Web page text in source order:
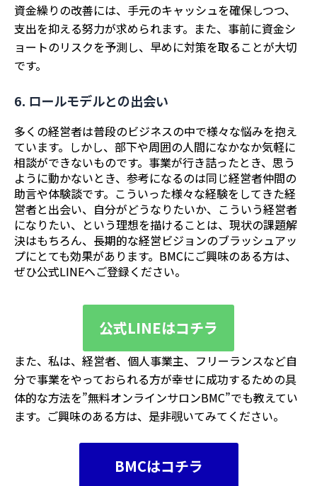
資金繰りの改善には、手元のキャッシュを確保しつつ、
支出を抑える努力が求められます。また、事前に資金シ
ョートのリスクを予測し、早めに対策を取ることが大切
です。
6. ロールモデルとの出会い
多くの経営者は普段のビジネスの中で様々な悩みを抱え
ています。しかし、部下や周囲の人間になかなか気軽に
相談ができないものです。事業が行き詰ったとき、思う
ように動かないとき、参考になるのは同じ経営者仲間の
助言や体験談です。こういった様々な経験をしてきた経
営者と出会い、自分がどうなりたいか、こういう経営者
になりたい、という理想を描けることは、現状の課題解
決はもちろん、長期的な経営ビジョンのブラッシュアッ
プにとても効果があります。BMCにご興味のある方は、
ぜひ公式LINEへご登録ください。
公式LINEはコチラ
また、私は、経営者、個人事業主、フリーランスなど自
分で事業をやっておられる方が幸せに成功するための具
体的な方法を”無料オンラインサロンBMC”でも教えてい
ます。ご興味のある方は、是非覗いてみてください。
BMCはコチラ